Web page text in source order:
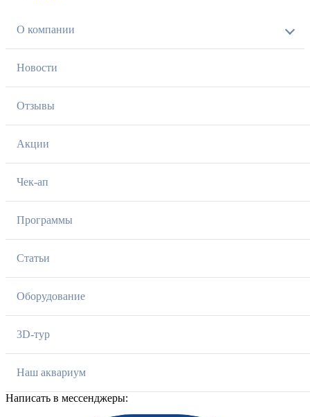
О компании
Новости
Отзывы
Акции
Чек-ап
Программы
Статьи
Оборудование
3D-тур
Наш аквариум
Написать в мессенджеры: